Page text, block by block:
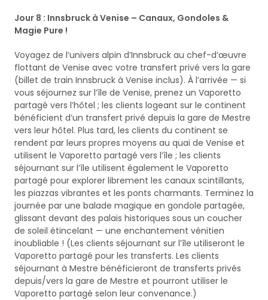
Jour 8 : Innsbruck à Venise – Canaux, Gondoles &
Magie Pure !
Voyagez de l’univers alpin d’Innsbruck au chef-d’œuvre
flottant de Venise avec votre transfert privé vers la gare
(billet de train Innsbruck à Venise inclus). À l’arrivée — si
vous séjournez sur l’île de Venise, prenez un Vaporetto
partagé vers l’hôtel ; les clients logeant sur le continent
bénéficient d’un transfert privé depuis la gare de Mestre
vers leur hôtel. Plus tard, les clients du continent se
rendent par leurs propres moyens au quai de Venise et
utilisent le Vaporetto partagé vers l’île ; les clients
séjournant sur l’île utilisent également le Vaporetto
partagé pour explorer librement les canaux scintillants,
les piazzas vibrantes et les ponts charmants. Terminez la
journée par une balade magique en gondole partagée,
glissant devant des palais historiques sous un coucher
de soleil étincelant — une enchantement vénitien
inoubliable ! (Les clients séjournant sur l’île utiliseront le
Vaporetto partagé pour les transferts. Les clients
séjournant à Mestre bénéficieront de transferts privés
depuis/vers la gare de Mestre et pourront utiliser le
Vaporetto partagé selon leur convenance.)